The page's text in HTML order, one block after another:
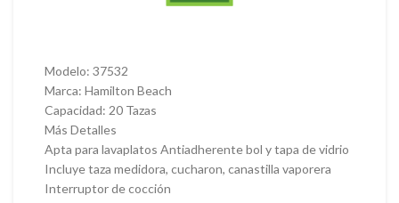
Modelo: 37532
Marca: Hamilton Beach
Capacidad: 20 Tazas
Más Detalles
Apta para lavaplatos Antiadherente bol y tapa de vidrio
Incluye taza medidora, cucharon, canastilla vaporera
Interruptor de cocción